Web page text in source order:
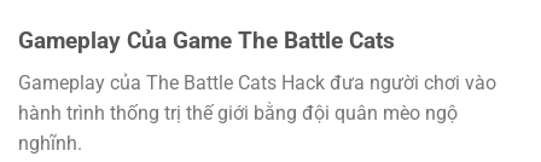
Gameplay Của Game The Battle Cats
Gameplay của The Battle Cats Hack đưa người chơi vào
hành trình thống trị thế giới bằng đội quân mèo ngộ
nghĩnh.